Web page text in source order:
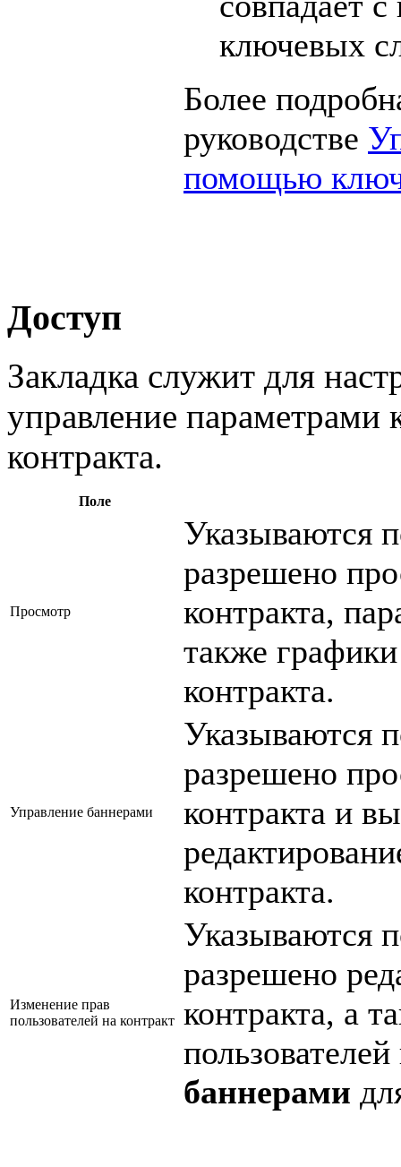
ключевых
Более
руководстве
помощью
Доступ
Закладка служит для
управление параметрами
контракта.
Поле
Просмотр
Указываются
разрешено
контракта,
также
контракта.
Управление баннерами
Указываются
разрешено
контракта и
контракта.
Изменение прав
пользователей на контракт
Указываются
разрешено
контракта, а
баннерами